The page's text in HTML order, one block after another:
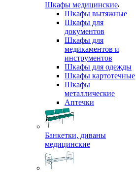
Шкафы медицинские
Шкафы вытяжные
Шкафы для
документов
Шкафы для
медикаментов и
инструментов
Шкафы для одежды
Шкафы картотечные
Шкафы
металлические
Аптечки
Банкетки, диваны
медицинские